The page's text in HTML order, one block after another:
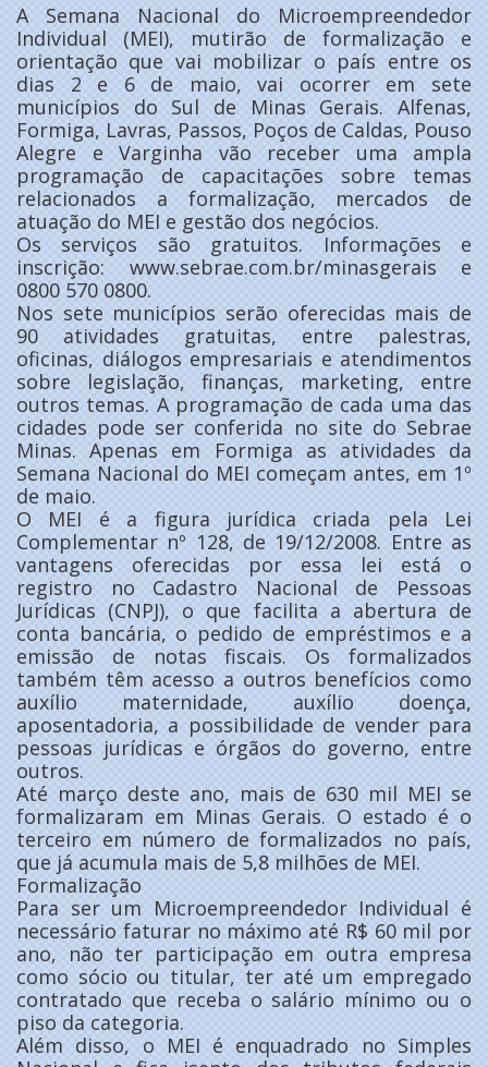
A Semana Nacional do Microempreendedor
Individual (MEI), mutirão de formalização e
orientação que vai mobilizar o país entre os
dias 2 e 6 de maio, vai ocorrer em sete
municípios do Sul de Minas Gerais. Alfenas,
Formiga, Lavras, Passos, Poços de Caldas, Pouso
Alegre e Varginha vão receber uma ampla
programação de capacitações sobre temas
relacionados a formalização, mercados de
atuação do MEI e gestão dos negócios.
Os serviços são gratuitos. Informações e
inscrição: www.sebrae.com.br/minasgerais e
0800 570 0800.
Nos sete municípios serão oferecidas mais de
90 atividades gratuitas, entre palestras,
oficinas, diálogos empresariais e atendimentos
sobre legislação, finanças, marketing, entre
outros temas. A programação de cada uma das
cidades pode ser conferida no site do Sebrae
Minas. Apenas em Formiga as atividades da
Semana Nacional do MEI começam antes, em 1º
de maio.
O MEI é a figura jurídica criada pela Lei
Complementar nº 128, de 19/12/2008. Entre as
vantagens oferecidas por essa lei está o
registro no Cadastro Nacional de Pessoas
Jurídicas (CNPJ), o que facilita a abertura de
conta bancária, o pedido de empréstimos e a
emissão de notas fiscais. Os formalizados
também têm acesso a outros benefícios como
auxílio maternidade, auxílio doença,
aposentadoria, a possibilidade de vender para
pessoas jurídicas e órgãos do governo, entre
outros.
Até março deste ano, mais de 630 mil MEI se
formalizaram em Minas Gerais. O estado é o
terceiro em número de formalizados no país,
que já acumula mais de 5,8 milhões de MEI.
Formalização
Para ser um Microempreendedor Individual é
necessário faturar no máximo até R$ 60 mil por
ano, não ter participação em outra empresa
como sócio ou titular, ter até um empregado
contratado que receba o salário mínimo ou o
piso da categoria.
Além disso, o MEI é enquadrado no Simples